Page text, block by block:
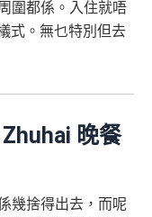
圍都係。入住就唔
式。無乜特別但去
晚餐
幾捨得出去，而呢